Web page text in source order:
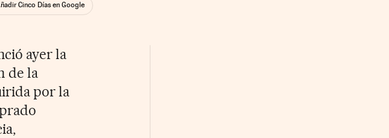
Cinco Días en Google
ayer la
de la
por la